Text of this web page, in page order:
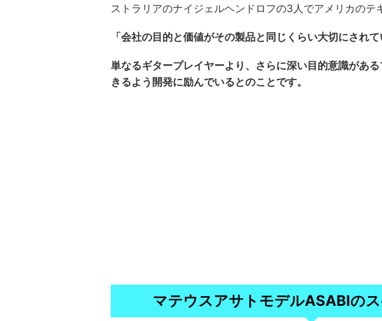
ストラリアのナイジェルヘンドロフの3人でアメリカのテ
「会社の目的と価値がその製品と同じくらい大切にされ
単なるギタープレイヤーより、さらに深い目的意識があ
きるよう開発に励んでいるとのことです。
マテウスアサトモデルASABIの